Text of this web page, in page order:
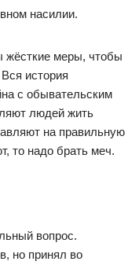
насилии.
жёсткие меры, чтобы
история
с обывательским
людей жить
на правильную
то надо брать меч.
вопрос.
но принял во